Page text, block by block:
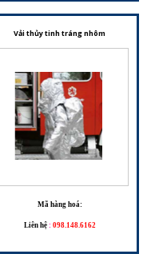
Vải thủy tinh tráng nhôm
Mã hàng hoá:
Liên hệ : 098.148.6162